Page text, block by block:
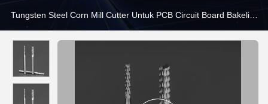
Tungsten Steel Corn Mill Cutter Untuk PCB Circuit Board Bakelite